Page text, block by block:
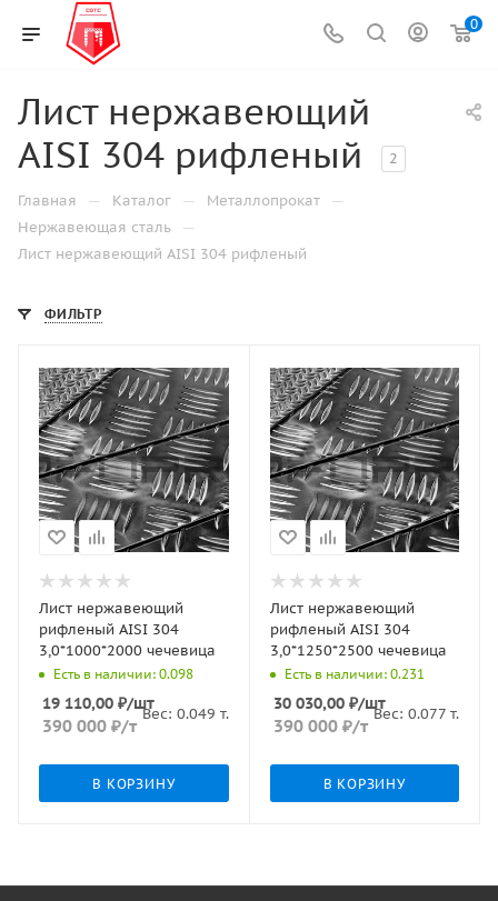
0
Лист нержавеющий
AISI 304 рифленый
2
Главная — Каталог — Металлопрокат —
Нержавеющая сталь —
Лист нержавеющий AISI 304 рифленый
ФИЛЬТР
Лист нержавеющий
рифленый AISI 304
3,0*1000*2000 чечевица
Есть в наличии: 0.098
19 110,00 ₽/шт
390 000 ₽/т
Вес: 0.049 т.
В КОРЗИНУ
Лист нержавеющий
рифленый AISI 304
3,0*1250*2500 чечевица
Есть в наличии: 0.231
30 030,00₽/шт
390 000₽/т
Вес: 0.077 т.
В КОРЗИНУ